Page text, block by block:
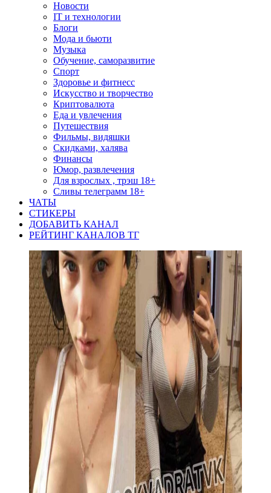
Новости
IT и технологии
Блоги
Мода и бьюти
Музыка
Обучение, саморазвитие
Спорт
Здоровье и фитнесс
Искусство и творчество
Криптовалюта
Еда и увлечения
Путешествия
Фильмы, видяшки
Скидками, халява
Финансы
Юмор, развлечения
Для взрослых , трэш 18+
Сливы телеграмм 18+
ЧАТЫ
СТИКЕРЫ
ДОБАВИТЬ КАНАЛ
РЕЙТИНГ КАНАЛОВ ТГ